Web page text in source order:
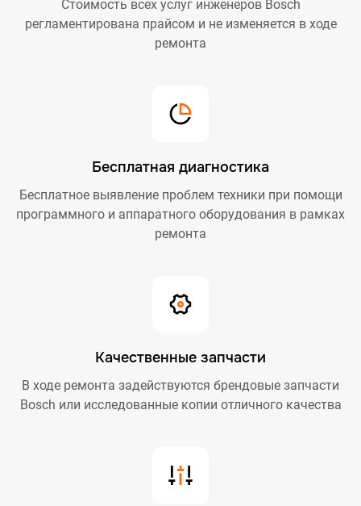
Стоимость всех услуг инженеров Bosch
регламентирована прайсом и не изменяется в ходе
ремонта
Бесплатная диагностика
Бесплатное выявление проблем техники при помощи
программного и аппаратного оборудования в рамках
ремонта
Качественные запчасти
В ходе ремонта задействуются брендовые запчасти
Bosch или исследованные копии отличного качества